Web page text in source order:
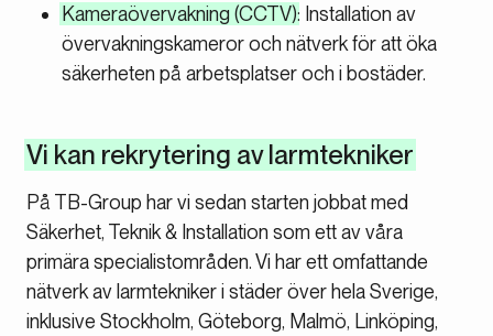
Kameraövervakning (CCTV): Installation av
övervakningskameror och nätverk för att öka
säkerheten på arbetsplatser och i bostäder.
Vi kan rekrytering av larmtekniker
På TB-Group har vi sedan starten jobbat med
Säkerhet, Teknik & Installation som ett av våra
primära specialistområden. Vi har ett omfattande
nätverk av larmtekniker i städer över hela Sverige,
inklusive Stockholm, Göteborg, Malmö, Linköping,